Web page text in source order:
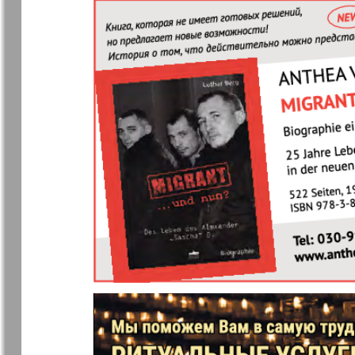
7
MK-Germany
Landsleute
MK-
Novije Semljaki
Partner Partner-
Telegraf
Archiv der auf der Website nicht